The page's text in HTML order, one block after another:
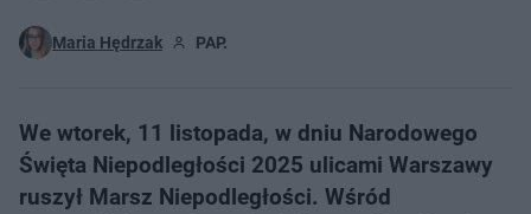
Maria Hędrzak PAP.
We wtorek, 11 listopada, w dniu Narodowego
Święta Niepodległości 2025 ulicami Warszawy
ruszył Marsz Niepodległości. Wśród